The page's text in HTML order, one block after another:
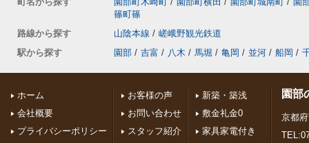
篠町篠
路線から探す
山陰本線 / 嵯峨野観光鉄道
駅から探す
園部 / 吉富 / 八木 / 馬堀 / 亀岡 / 並河 / 船岡 /
ホーム
会社概要
プライバシーポリシー
お客様の声
お問い合わせ
スタッフ紹介
新築・築浅
敷金礼金0
家具家電付き
園部
京都